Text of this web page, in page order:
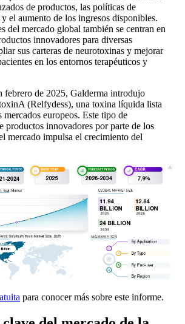
de productos, las políticas de
el aumento de los ingresos disponibles.
del mercado global también se centran en
innovadores para diversas
sus carteras de neurotoxinas y mejorar
en los entornos terapéuticos y
febrero de 2025, Galderma introdujo
(Relfydess), una toxina líquida lista
mercados europeos. Este tipo de
productos innovadores por parte de los
mercado impulsa el crecimiento del
para conocer más sobre este informe.